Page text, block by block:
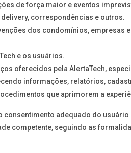
de força maior e eventos
correspondências e outros.
dos condomínios, empresas
e os usuários.
oferecidos pela AlertaTech,
informações, relatórios,
que aprimorem a
adequado do
competente, seguindo as